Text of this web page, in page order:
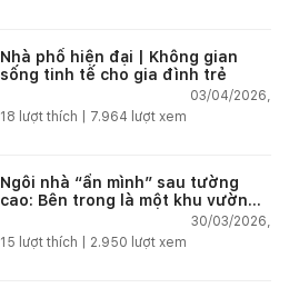
Nhà phố hiện đại | Không gian
sống tinh tế cho gia đình trẻ
03/04/2026,
18 lượt thích | 7.964 lượt xem
Ngôi nhà “ẩn mình” sau tường
cao: Bên trong là một khu vườn
30/03/2026,
15 lượt thích | 2.950 lượt xem